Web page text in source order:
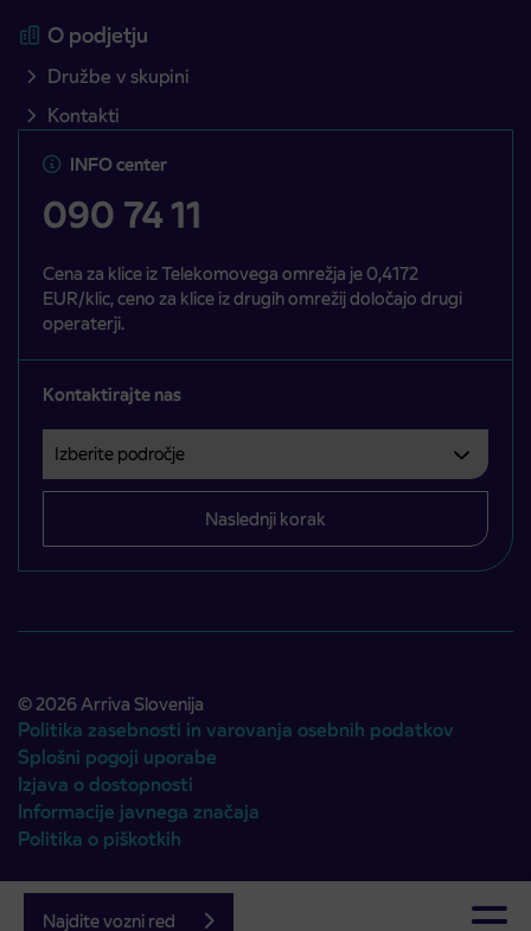
Najdite vozni red
O podjetju
Družbe v skupini
Kontakti
INFO center
090 74 11
Cena za klice iz Telekomovega omrežja je 0,4172
EUR/klic, ceno za klice iz drugih omrežij določajo drugi
operaterji.
Kontaktirajte nas
Izberite področje
Področje je obvezno izbrati.
Naslednji korak
© 2026 Arriva Slovenija
Politika zasebnosti in varovanja osebnih podatkov
Splošni pogoji uporabe
Izjava o dostopnosti
Informacije javnega značaja
Politika o piškotkih
Avtorji:Emigma